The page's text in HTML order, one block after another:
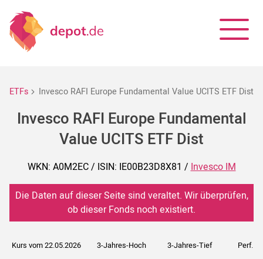
ETFs Invesco RAFI Europe Fundamental Value UCITS ETF Dist
Invesco RAFI Europe Fundamental
Value UCITS ETF Dist
WKN: A0M2EC / ISIN: IE00B23D8X81 /Invesco IM
Die Daten auf dieser Seite sind veraltet. Wir überprüfen,
ob dieser Fonds noch existiert.
Kurs vom 22.05.2026 3-Jahres-Hoch 3-Jahres-Tief Perf. 5J